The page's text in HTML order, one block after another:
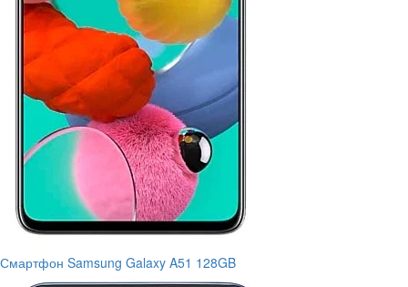
Смартфон Samsung Galaxy A51 128GB